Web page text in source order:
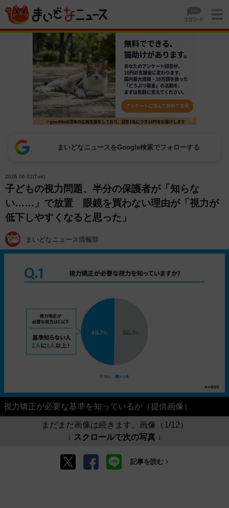
まいどなニュースをGoogle検索でフォローする
2026.06.02(Tue)
子どもの視力問題、半分の保護者が「知らな
い……」で放置 眼鏡を買わない理由が「視力が
低下しやすくなると思った」
まいどなニュース情報部
視力矯正が必要な基準を知っているか（提供画像）
まだまだ画像は続きます。画像（1/12）
↓ スクロールで次の写真 ↓
記事を読む